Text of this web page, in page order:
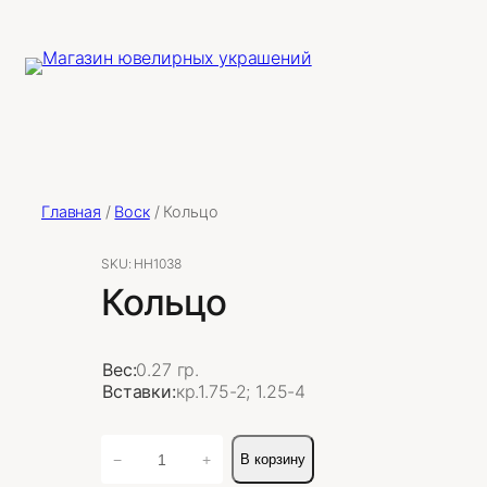
Главная / Воск/ Кольцо
SKU: НН1038
Кольцо
Вес:0.27 гр.
Вставки:кр.1.75-2; 1.25-4
товара
− + В корзину